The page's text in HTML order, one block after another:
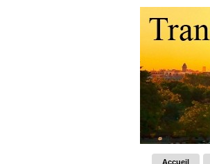
Accueil